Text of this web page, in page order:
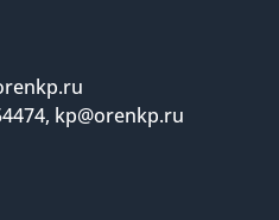
kp@orenkp.ru